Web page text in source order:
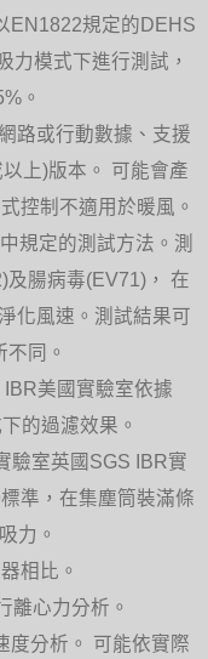
EN1822規定的DEHS
力模式下進行測試，
。
路或行動數據、支援
上)版本。 可能會產
控制不適用於暖風。
規定的測試方法。測
腸病毒(EV71)， 在
化風速。測試結果可
同。
美國實驗室依據
的過濾效果。
驗室英國SGS IBR實
準，在集塵筒裝滿條
力。
相比。
離心力分析。
度分析。 可能依實際